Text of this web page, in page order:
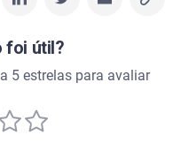
foi útil?
5 estrelas para avaliar